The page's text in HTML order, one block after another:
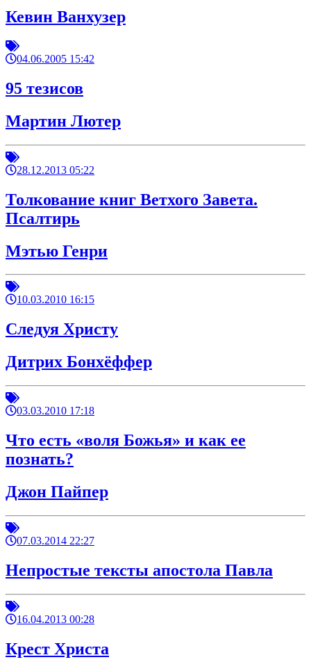
Кевин Ванхузер
04.06.2005 15:42
95 тезисов
Мартин Лютер
28.12.2013 05:22
Толкование книг Ветхого Завета.
Псалтирь
Мэтью Генри
10.03.2010 16:15
Следуя Христу
Дитрих Бонхёффер
03.03.2010 17:18
Что есть «воля Божья» и как ее
познать?
Джон Пайпер
07.03.2014 22:27
Непростые тексты апостола Павла
16.04.2013 00:28
Крест Христа